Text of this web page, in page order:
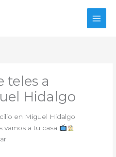
teles a
Hidalgo
en Miguel Hidalgo
vamos a tu casa